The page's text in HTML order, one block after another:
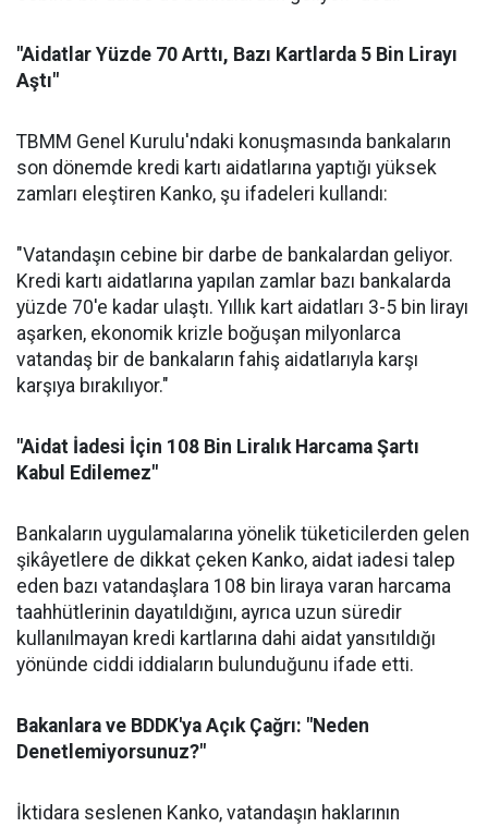
"Aidatlar Yüzde 70 Arttı, Bazı Kartlarda 5 Bin Lirayı
Aştı"
TBMM Genel Kurulu'ndaki konuşmasında bankaların
son dönemde kredi kartı aidatlarına yaptığı yüksek
zamları eleştiren Kanko, şu ifadeleri kullandı:
"Vatandaşın cebine bir darbe de bankalardan geliyor.
Kredi kartı aidatlarına yapılan zamlar bazı bankalarda
yüzde 70'e kadar ulaştı. Yıllık kart aidatları 3-5 bin lirayı
aşarken, ekonomik krizle boğuşan milyonlarca
vatandaş bir de bankaların fahiş aidatlarıyla karşı
karşıya bırakılıyor."
"Aidat İadesi İçin 108 Bin Liralık Harcama Şartı
Kabul Edilemez"
Bankaların uygulamalarına yönelik tüketicilerden gelen
şikâyetlere de dikkat çeken Kanko, aidat iadesi talep
eden bazı vatandaşlara 108 bin liraya varan harcama
taahhütlerinin dayatıldığını, ayrıca uzun süredir
kullanılmayan kredi kartlarına dahi aidat yansıtıldığı
yönünde ciddi iddiaların bulunduğunu ifade etti.
Bakanlara ve BDDK'ya Açık Çağrı: "Neden
Denetlemiyorsunuz?"
İktidara seslenen Kanko, vatandaşın haklarının